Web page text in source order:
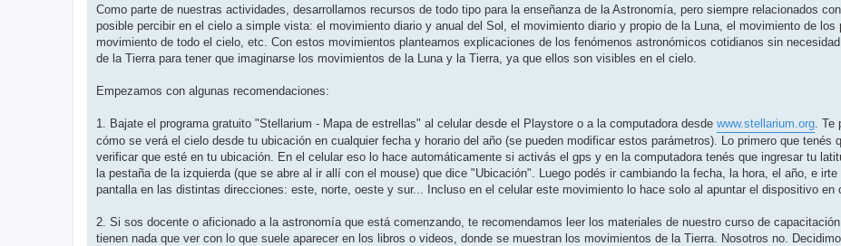
s
Como parte de nuestras actividades, desarrollamos recursos de todo tipo para la enseñanza de la Astronomía, pero siempre relacionados
posible percibir en el cielo a simple vista: el movimiento diario y anual del Sol, el movimiento diario y propio de la Luna, el movimiento de los
movimiento de todo el cielo, etc. Con estos movimientos planteamos explicaciones de los fenómenos astronómicos cotidianos sin
de la Tierra para tener que imaginarse los movimientos de la Luna y la Tierra, ya que ellos son visibles en el cielo.
Empezamos con algunas recomendaciones:
1. Bajate el programa gratuito "Stellarium - Mapa de estrellas" al celular desde el Playstore o a la computadora desde www.stellarium.org .
cómo se verá el cielo desde tu ubicación en cualquier fecha y horario del año (se pueden modificar estos parámetros). Lo primero que tenés
verificar que esté en tu ubicación. En el celular eso lo hace automáticamente si activás el gps y en la computadora tenés que ingresar tu
la pestaña de la izquierda (que se abre al ir allí con el mouse) que dice "Ubicación". Luego podés ir cambiando la fecha, la hora, el año, e
pantalla en las distintas direcciones: este, norte, oeste y sur... Incluso en el celular este movimiento lo hace solo al apuntar el dispositivo en
2. Si sos docente o aficionado a la astronomía que está comenzando, te recomendamos leer los materiales de nuestro curso de
tienen nada que ver con lo que suele aparecer en los libros o videos, donde se muestran los movimientos de la Tierra. Nosotros no.